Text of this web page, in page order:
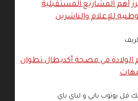
أهم المشاريع المستقبلية
للإعلام والناشرين
في مصحة أكديطال تطوان
فل يوتوب باني و لباي باي